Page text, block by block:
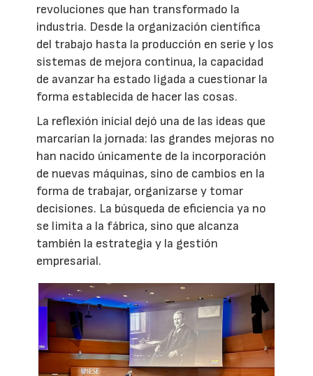
revoluciones que han transformado la
industria. Desde la organización científica
del trabajo hasta la producción en serie y los
sistemas de mejora continua, la capacidad
de avanzar ha estado ligada a cuestionar la
forma establecida de hacer las cosas.
La reflexión inicial dejó una de las ideas que
marcarían la jornada: las grandes mejoras no
han nacido únicamente de la incorporación
de nuevas máquinas, sino de cambios en la
forma de trabajar, organizarse y tomar
decisiones. La búsqueda de eficiencia ya no
se limita a la fábrica, sino que alcanza
también la estrategia y la gestión
empresarial.